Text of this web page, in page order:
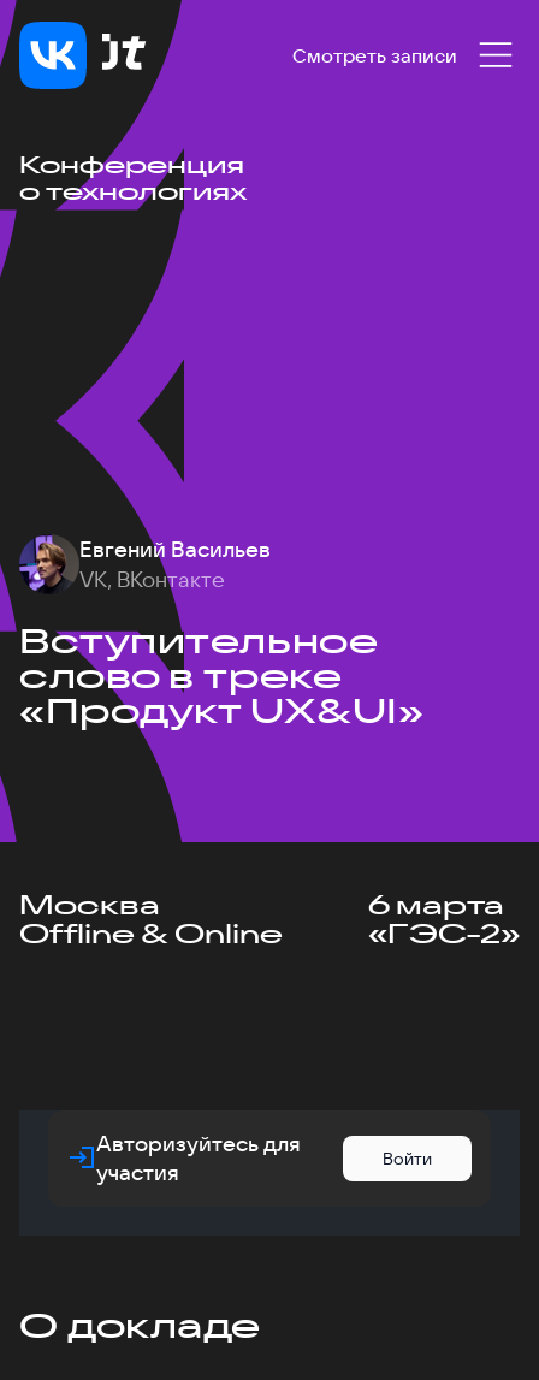
Смотреть записи
Конференция
о технологиях
Евгений Васильев
VK, ВКонтакте
Вступительное
слово в треке
«Продукт UX&UI»
Москва
Offline & Online
6 марта
«ГЭС-2»
Авторизуйтесь для
участия
Войти
О докладе